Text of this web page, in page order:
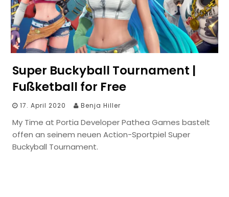
Super Buckyball Tournament |
Fußketball for Free
17. April 2020 Benja Hiller
My Time at Portia Developer Pathea Games bastelt
offen an seinem neuen Action-Sportpiel Super
Buckyball Tournament.